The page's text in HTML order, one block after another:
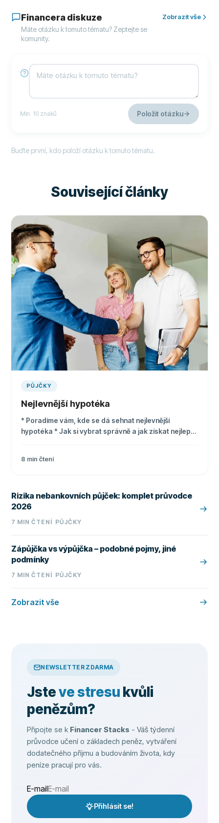
Financera diskuze
Máte otázku k tomuto tématu? Zeptejte se
komunity.
Zobrazit vše
Min. 10 znaků Položit otázku
Buďte první, kdo položí otázku k tomuto tématu.
Související články
PŮJČKY
Nejlevnější hypotéka
* Poradíme vám, kde se dá sehnat nejlevnější
hypotéka * Jak si vybrat správně a jak získat nejlepší
8 min čtení
Rizika nebankovních půjček: komplet průvodce
2026
7 MIN ČTENÍ PŮJČKY
Zápůjčka vs výpůjčka – podobné pojmy, jiné
podmínky
7 MIN ČTENÍ PŮJČKY
Zobrazit vše
NEWSLETTER ZDARMA
Jsteve stresu kvůli
penězům?
Připojte se k Financer Stacks - Váš týdenní
průvodce učení o základech peněz, vytváření
dodatečného příjmu a budováním života, kdy
peníze pracují pro vás.
E-mail
Přihlásit se!